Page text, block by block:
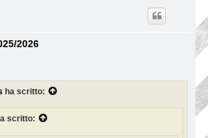
2026
ha scritto:
scritto: